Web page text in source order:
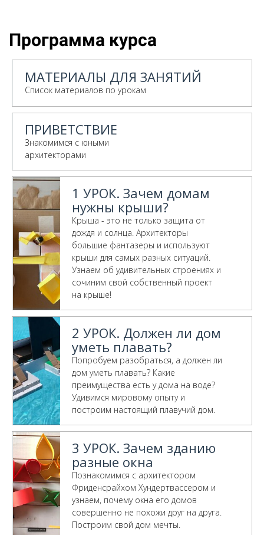
Программа курса
МАТЕРИАЛЫ ДЛЯ ЗАНЯТИЙ
Список материалов по урокам
ПРИВЕТСТВИЕ
Знакомимся с юными
архитекторами
1 УРОК. Зачем домам
нужны крыши?
Крыша - это не только защита от
дождя и солнца. Архитекторы
большие фантазеры и используют
крыши для самых разных ситуаций.
Узнаем об удивительных строениях и
сочиним свой собственный проект
на крыше!
2 УРОК. Должен ли дом
уметь плавать?
Попробуем разобраться, а должен ли
дом уметь плавать? Какие
преимущества есть у дома на воде?
Удивимся мировому опыту и
построим настоящий плавучий дом.
3 УРОК. Зачем зданию
разные окна
Познакомимся с архитектором
Фриденсрайхом Хундертвассером и
узнаем, почему окна его домов
совершенно не похожи друг на друга.
Построим свой дом мечты.